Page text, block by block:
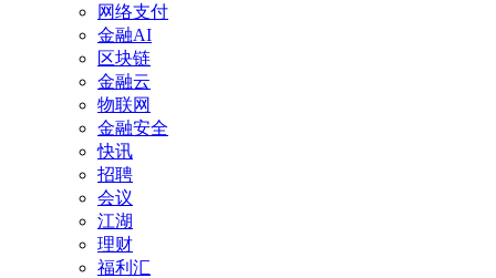
网络支付
金融AI
区块链
金融云
物联网
金融安全
快讯
招聘
会议
江湖
理财
福利汇